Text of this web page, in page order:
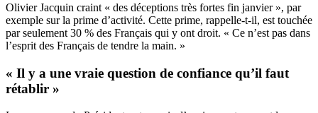
Olivier Jacquin craint « des déceptions très fortes fin janvier », par
exemple sur la prime d’activité. Cette prime, rappelle-t-il, est touchée
par seulement 30 % des Français qui y ont droit. « Ce n’est pas dans
l’esprit des Français de tendre la main. »
« Il y a une vraie question de confiance qu’il faut
rétablir »